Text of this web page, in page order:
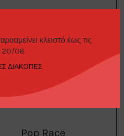
κλειστό έως τις
20/08
ΔΙΑΚΟΠΕΣ
1/64 1988 Volkswagen
Golf GTi MKII *Demon
Tweeks BTCC*, red
Pop Race